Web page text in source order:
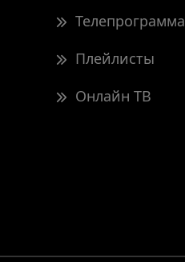
Телепрограмма
Плейлисты
Онлайн ТВ